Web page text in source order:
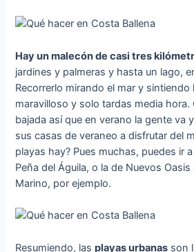
Hay un malecón de casi tres
jardines y palmeras y hasta un lago,
Recorrerlo mirando el mar y sintiendo
maravilloso y solo tardas media
bajada así que en verano la gente va
sus casas de veraneo a disfrutar del
playas hay? Pues muchas, puedes ir
Peña del Águila, o la de Nuevos Oasis
Marino, por ejemplo.
Resumiendo, lasplayas urbanas son